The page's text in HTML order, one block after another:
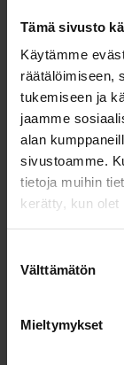
Tämä sivusto
Käytämme
räätälöimiseen,
tukemiseen ja
jaamme
alan
sivustoamme.
tietoja muihin
kerätty, kun olet
valinta
Välttämätön
Mieltymykset
29.2.2024
Laura
Lue artikkeli